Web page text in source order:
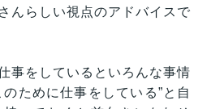
んらしい視点のアドバイスで
事をしているといろんな事情
ために仕事をしている”と自